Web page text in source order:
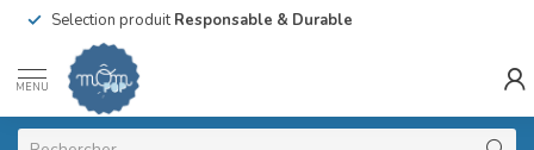
Selection produitResponsable & Durable
MENU